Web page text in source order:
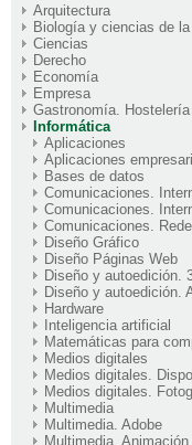
Arquitectura
Biología y ciencias de
Ciencias
Derecho
Economía
Empresa
Gastronomía. Hostelería
Informática
Aplicaciones
Aplicaciones
Bases de datos
Comunicaciones.
Comunicaciones.
Comunicaciones.
Diseño Gráfico
Diseño Páginas Web
Diseño y autoedición.
Diseño y autoedición.
Hardware
Inteligencia artificial
Matemáticas para
Medios digitales
Medios digitales.
Medios digitales.
Multimedia
Multimedia. Adobe
Multimedia.